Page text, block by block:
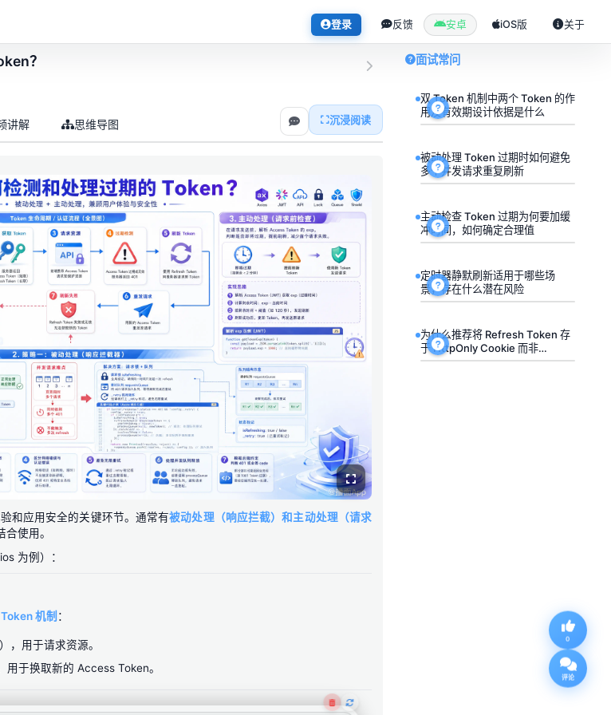
登录 反馈 安卓 iOS版 关于
0
评论
？
讲解 思维导图 沉浸阅读
和应用安全的关键环节。通常有被动处理（响应拦截）和主动处理（请求
使用。
为例）：
机制 ：
，用于请求资源。
用于换取新的 Access Token。
面试常问
双 Token 机制中两个 Token 的作
用及有效期设计依据是什么
被动处理 Token 过期时如何避免
多个并发请求重复刷新
主动检查 Token 过期为何要加缓
冲时间，如何确定合理值
定时器静默刷新适用于哪些场
景，存在什么潜在风险
为什么推荐将 Refresh Token 存
于 HttpOnly Cookie 而非
localStorage